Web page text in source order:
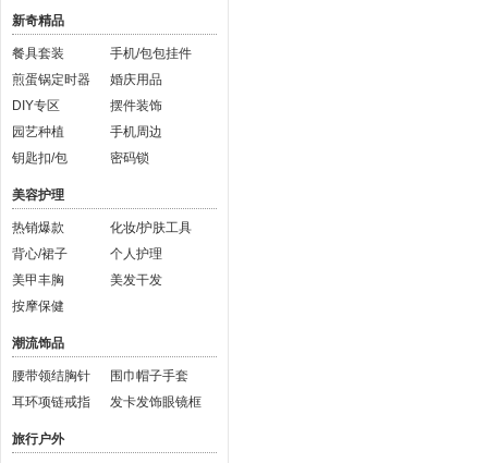
新奇精品
餐具套装
手机/包包挂件
煎蛋锅定时器
婚庆用品
DIY专区
摆件装饰
园艺种植
手机周边
钥匙扣/包
密码锁
美容护理
热销爆款
化妆/护肤工具
背心/裙子
个人护理
美甲丰胸
美发干发
按摩保健
潮流饰品
腰带领结胸针
围巾帽子手套
耳环项链戒指
发卡发饰眼镜框
旅行户外